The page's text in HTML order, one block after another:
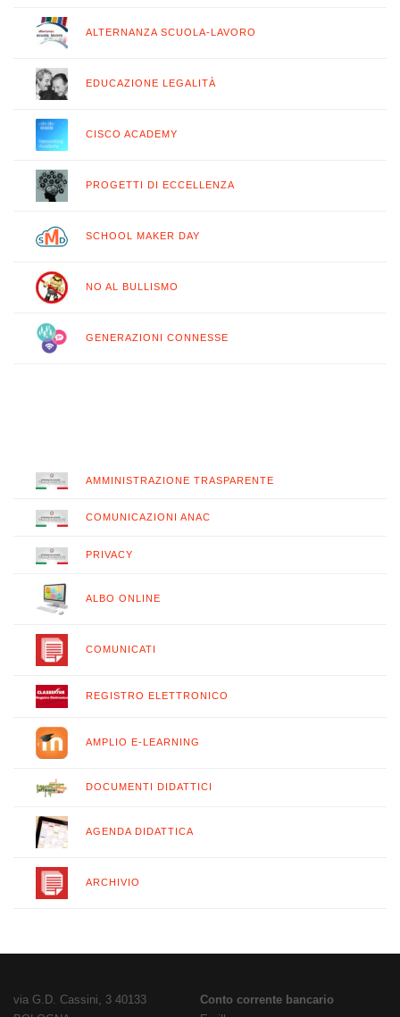
ALTERNANZA SCUOLA-LAVORO
EDUCAZIONE LEGALITÀ
CISCO ACADEMY
PROGETTI DI ECCELLENZA
SCHOOL MAKER DAY
NO AL BULLISMO
GENERAZIONI CONNESSE
AMMINISTRAZIONE TRASPARENTE
COMUNICAZIONI ANAC
PRIVACY
ALBO ONLINE
COMUNICATI
REGISTRO ELETTRONICO
AMPLIO E-LEARNING
DOCUMENTI DIDATTICI
AGENDA DIDATTICA
ARCHIVIO
via G.D. Cassini, 3 40133
Conto corrente bancario